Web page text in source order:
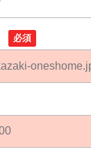
必須